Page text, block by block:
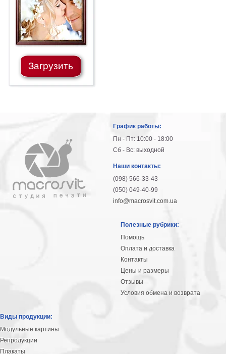
Загрузить
График работы:
Пн - Пт: 10:00 - 18:00
Сб - Вс: выходной
Наши контакты:
(098) 566-33-43
(050) 049-40-99
info@macrosvit.com.ua
Полезные рубрики:
Помощь
Оплата и доставка
Контакты
Цены и размеры
Отзывы
Условия обмена и возврата
Виды продукции:
Модульные картины
Репродукции
Плакаты